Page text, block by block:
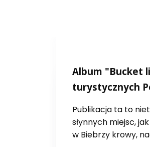
Album "Bucket
turystycznych
Publikacja ta to
słynnych miejsc,
w Biebrzy krowy,